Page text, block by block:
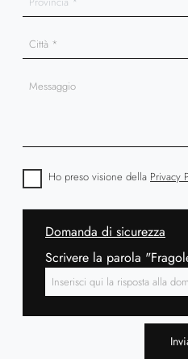
Ho preso visione della Privacy
Domanda di sicurezza
Scrivere la parola